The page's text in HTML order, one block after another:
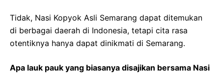
Tidak, Nasi Kopyok Asli Semarang dapat ditemukan
di berbagai daerah di Indonesia, tetapi cita rasa
otentiknya hanya dapat dinikmati di Semarang.
Apa lauk pauk yang biasanya disajikan bersama Nasi